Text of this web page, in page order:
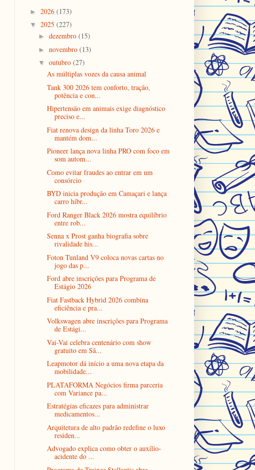
► 2026 (173)
▼ 2025 (227)
► dezembro (15)
► novembro (13)
▼ outubro (27)
As múltiplas vozes da causa animal
Tank 300 2026 tem conforto, tração,
potência e con...
Hipertensão em animais exige diagnóstico
preciso e...
Fiat renova design da linha Toro 2026 e
mantém dom...
Pioneer lança nova linha PRO com foco em
som autom...
Como evitar fraudes ao entrar em um
consórcio
BYD inicia produção em Camaçari e lança
carro híbr...
Ford Ranger Black 2026 mostra equilíbrio
entre rob...
Senna x Prost ganha biografia sobre
rivalidade his...
Foton Tunland V9 coloca novas cartas no
jogo das p...
Ford abre inscrições para Programa de
Estágio 2026
Fiat Fastback Hybrid 2026 combina
eficiência e pra...
Volkswagen abre inscrições para Programa
de Estági...
Vai-Vai celebra centenário com show
gratuito em Sã...
Leapmotor dá início a uma nova etapa da
mobilidade...
PLATAFORMA Negócios firma parceria
com Variance pa...
Estratégias eficazes para administrar
medicamentos...
Arquitetura de alto padrão redefine o luxo
residen...
Advogado explica como obter o auxílio-
acidente do ...